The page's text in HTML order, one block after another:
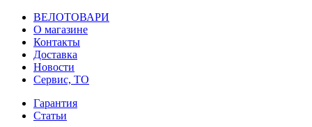
ВЕЛОТОВАРИ
О магазине
Контакты
Доставка
Новости
Сервис, ТО
Гарантия
Статьи